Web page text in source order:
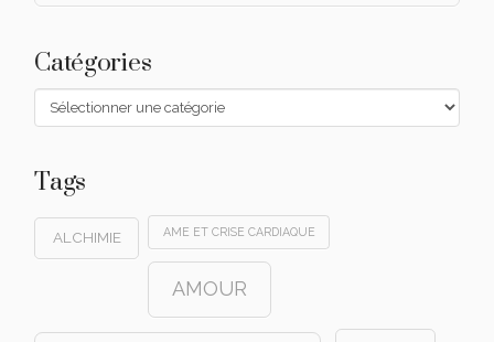
Catégories
Catégories
Tags
ALCHIMIE AME ET CRISE CARDIAQUE
AMOUR